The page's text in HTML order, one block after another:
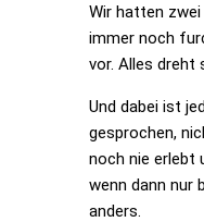
Wir hatten
immer noch
vor. Alles dreht
Und dabei ist
gesprochen,
noch nie erlebt
wenn dann nur
anders.